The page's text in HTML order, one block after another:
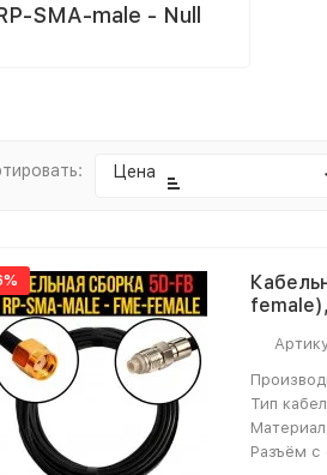
SMA-male - Null
Цена
Тип
Разъём с